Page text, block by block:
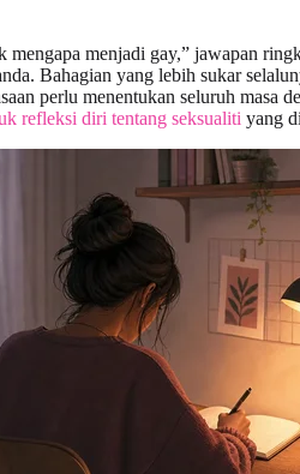
mengapa menjadi gay,” jawapan
Bahagian yang lebih sukar
perlu menentukan seluruh
refleksi diri tentang seksualiti yang